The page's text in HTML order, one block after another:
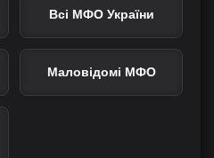
Всі МФО України
Маловідомі МФО